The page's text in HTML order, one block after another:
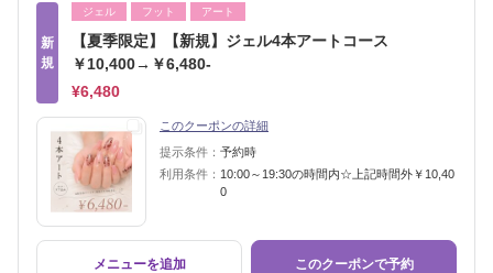
新
規
ジェル フット アート
【夏季限定】【新規】ジェル4本アートコース
￥10,400→￥6,480-
¥6,480
このクーポンの詳細
提示条件： 予約時
利用条件： 10:00～19:30の時間内☆上記時間外￥10,40
0
メニューを追加 このクーポンで予約